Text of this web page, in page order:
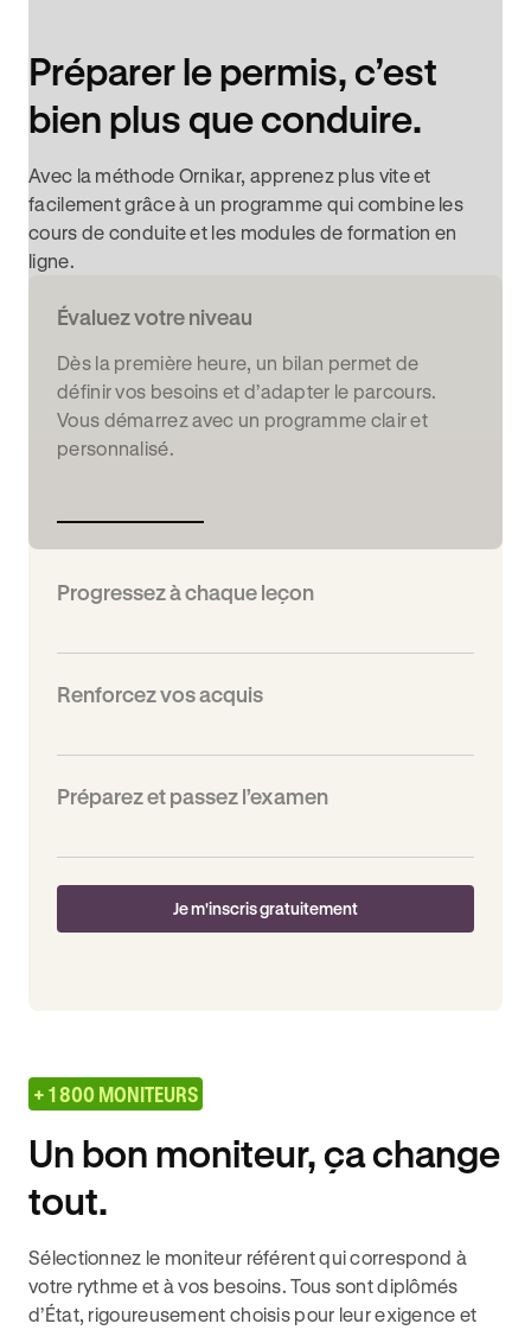
Préparer le permis, c’est
bien plus que conduire.
Avec la méthode Ornikar, apprenez plus vite et
facilement grâce à un programme qui combine les
cours de conduite et les modules de formation en
ligne.
Évaluez votre niveau
Dès la première heure, un bilan permet de
définir vos besoins et d’adapter le parcours.
Vous démarrez avec un programme clair et
personnalisé.
Progressez à chaque leçon
Renforcez vos acquis
Préparez et passez l’examen
Je m'inscris gratuitement
+ 1 800 MONITEURS
Un bon moniteur, ça change
tout.
Sélectionnez le moniteur référent qui correspond à
votre rythme et à vos besoins. Tous sont diplômés
d’État, rigoureusement choisis pour leur exigence et